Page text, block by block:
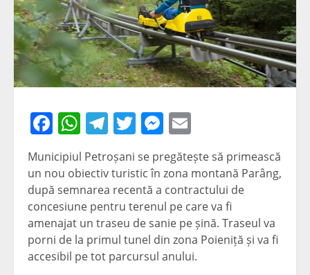
Facebook
WhatsApp
Telegram
TwitterMessenger
Municipiul Petroșani se pregătește să primească
un nou obiectiv turistic în zona montană Parâng,
după semnarea recentă a contractului de
concesiune pentru terenul pe care va fi
amenajat un traseu de sanie pe șină. Traseul va
porni de la primul tunel din zona Poieniță și va fi
accesibil pe tot parcursul anului.